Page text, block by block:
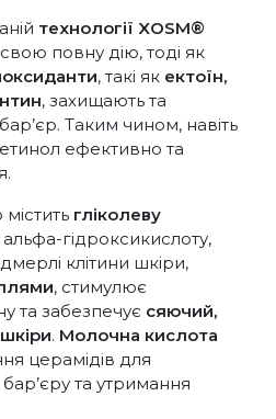
технології XOSM®
повну дію, тоді як
, такі як ектоїн,
, захищають та
Таким чином, навіть
ефективно та
гліколеву
гідроксикислоту,
клітини шкіри,
, стимулює
та забезпечує сяючий,
. Молочна кислота
церамідів для
та утримання